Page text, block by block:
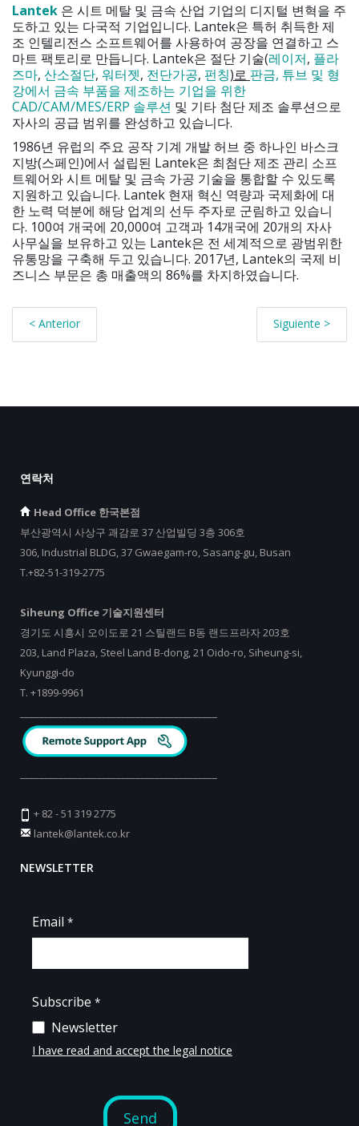
Lantek 은 시트 메탈 및 금속 산업 기업의 디지털 변혁을 주
도하고 있는 다국적 기업입니다. Lantek은 특허 취득한 제
조 인텔리전스 소프트웨어를 사용하여 공장을 연결하고 스
마트 팩토리로 만듭니다. Lantek은 절단 기술(레이저, 플라
즈마, 산소절단, 워터젯, 전단가공, 펀칭)로 판금, 튜브 및 형
강에서 금속 부품을 제조하는 기업을 위한
CAD/CAM/MES/ERP 솔루션 및 기타 첨단 제조 솔루션으로
자사의 공급 범위를 완성하고 있습니다.
1986년 유럽의 주요 공작 기계 개발 허브 중 하나인 바스크
지방(스페인)에서 설립된 Lantek은 최첨단 제조 관리 소프
트웨어와 시트 메탈 및 금속 가공 기술을 통합할 수 있도록
지원하고 있습니다. Lantek 현재 혁신 역량과 국제화에 대
한 노력 덕분에 해당 업계의 선두 주자로 군림하고 있습니
다. 100여 개국에 20,000여 고객과 14개국에 20개의 자사
사무실을 보유하고 있는 Lantek은 전 세계적으로 광범위한
유통망을 구축해 두고 있습니다. 2017년, Lantek의 국제 비
즈니스 부문은 총 매출액의 86%를 차지하였습니다.
< Anterior Siguiente >
연락처
Head Office 한국본점
부산광역시 사상구 괘감로 37 산업빌딩 3층 306호
306, Industrial BLDG, 37 Gwaegam-ro, Sasang-gu, Busan
T.+82-51-319-2775
Siheung Office 기술지원센터
경기도 시흥시 오이도로 21 스틸랜드 B동 랜드프라자 203호
203, Land Plaza, Steel Land B-dong, 21 Oido-ro, Siheung-si,
Kyunggi-do
T. +1899-9961
+ 82 - 51 319 2775
lantek@lantek.co.kr
NEWSLETTER